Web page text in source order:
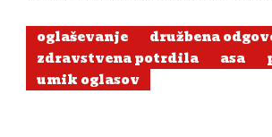
oglaševanje družbena
zdravstvena potrdila
asa
umik oglasov